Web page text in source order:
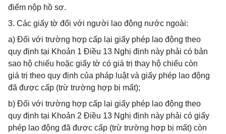
điểm nộp hồ sơ.
3. Các giấy tờ đối với người lao động nước ngoài:
a) Đối với trường hợp cấp lại giấy phép lao động theo
quy định tại Khoản 1 Điều 13 Nghị định này phải có bản
sao hộ chiếu hoặc giấy tờ có giá trị thay hộ chiếu còn
giá trị theo quy định của pháp luật và giấy phép lao động
đã được cấp (trừ trường hợp bị mất);
b) Đối với trường hợp cấp lại giấy phép lao động theo
quy định tại Khoản 2 Điều 13 Nghị định này phải có giấy
phép lao động đã được cấp (trừ trường hợp bị mất) còn